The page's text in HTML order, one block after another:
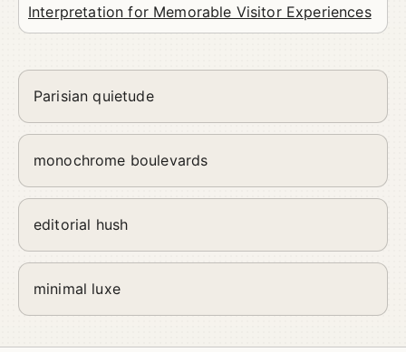
Interpretation for Memorable Visitor Experiences
Parisian quietude
monochrome boulevards
editorial hush
minimal luxe